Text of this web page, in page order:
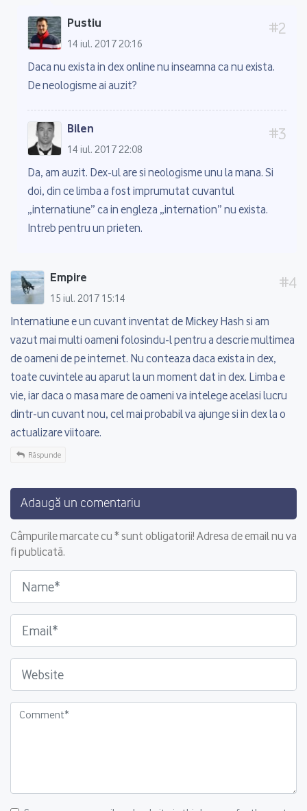
Pustiu
14 iul. 2017 20:16
Daca nu exista in dex online nu inseamna ca nu exista.
De neologisme ai auzit?
Bilen
14 iul. 2017 22:08
Da, am auzit. Dex-ul are si neologisme unu la mana. Si
doi, din ce limba a fost imprumutat cuvantul
„internatiune” ca in engleza „internation” nu exista.
Intreb pentru un prieten.
Empire
15 iul. 2017 15:14
Internatiune e un cuvant inventat de Mickey Hash si am
vazut mai multi oameni folosindu-l pentru a descrie multimea
de oameni de pe internet. Nu conteaza daca exista in dex,
toate cuvintele au aparut la un moment dat in dex. Limba e
vie, iar daca o masa mare de oameni va intelege acelasi lucru
dintr-un cuvant nou, cel mai probabil va ajunge si in dex la o
actualizare viitoare.
Răspunde
Adaugă un comentariu
Câmpurile marcate cu * sunt obligatorii! Adresa de email nu va
fi publicată.